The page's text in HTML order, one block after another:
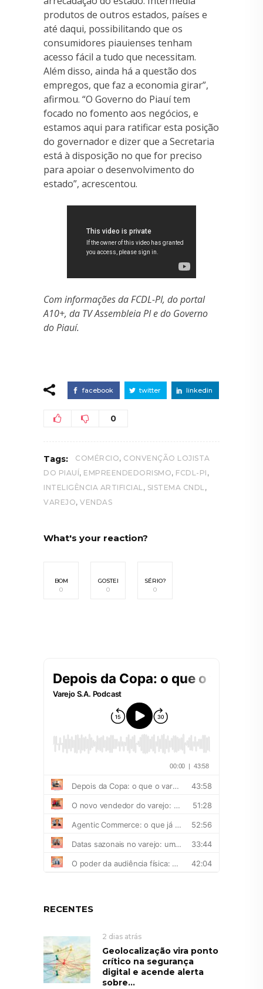
produtos de outros estados, países e
até daqui, possibilitando que os
consumidores piauienses tenham
acesso fácil a tudo que necessitam.
Além disso, ainda há a questão dos
empregos, que faz a economia girar”,
afirmou. “O Governo do Piauí tem
focado no fomento aos negócios, e
estamos aqui para ratificar esta posição
do governador e dizer que a Secretaria
está à disposição no que for preciso
para apoiar o desenvolvimento do
estado”, acrescentou.
Com informações da FCDL-PI, do portal
A10+, da TV Assembleia PI e do Governo
do Piauí.
facebook twitter linkedin
0
Tags: COMÉRCIO, CONVENÇÃO LOJISTA
DO PIAUÍ, EMPREENDEDORISMO, FCDL-PI ,
INTELIGÊNCIA ARTIFICIAL, SISTEMA CNDL,
VAREJO, VENDAS
What's your reaction?
BOM
0
GOSTEI
0
SÉRIO?
0
RECENTES
2 dias atrás
Geolocalização vira ponto
crítico na segurança
digital e acende alerta
sobre...